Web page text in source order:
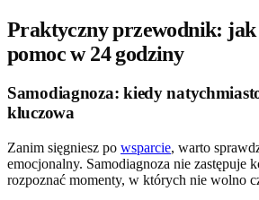
Praktyczny przewodnik: jak
pomoc w 24 godziny
Samodiagnoza: kiedy
kluczowa
Zanim sięgniesz po wsparcie, warto
emocjonalny. Samodiagnoza nie zastępuje
rozpoznać momenty, w których nie wolno